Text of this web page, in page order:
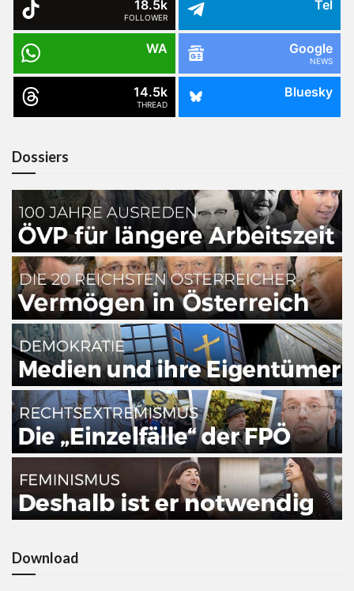
18.5k
FOLLOWER
Tel
WA Google
NEWS
14.5k
THREAD
Bluesky
Dossiers
Download